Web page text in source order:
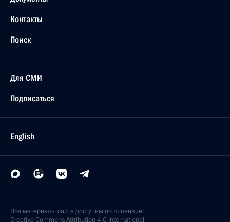
Контакты
Поиск
Для СМИ
Подписаться
English
Все материалы сайта доступны по лицензии:
Creative Commons Attribution 4.0 International